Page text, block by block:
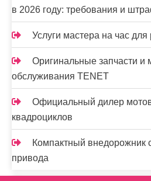
в 2026 году: требования и
Услуги мастера на час
Оригинальные запчасти и
обслуживания TENET
Официальный дилер
квадроциклов
Компактный внедорожник
привода